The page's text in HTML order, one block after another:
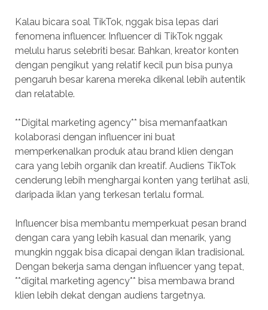
Kalau bicara soal TikTok, nggak bisa lepas dari
fenomena influencer. Influencer di TikTok nggak
melulu harus selebriti besar. Bahkan, kreator konten
dengan pengikut yang relatif kecil pun bisa punya
pengaruh besar karena mereka dikenal lebih autentik
dan relatable.
**Digital marketing agency** bisa memanfaatkan
kolaborasi dengan influencer ini buat
memperkenalkan produk atau brand klien dengan
cara yang lebih organik dan kreatif. Audiens TikTok
cenderung lebih menghargai konten yang terlihat asli,
daripada iklan yang terkesan terlalu formal.
Influencer bisa membantu memperkuat pesan brand
dengan cara yang lebih kasual dan menarik, yang
mungkin nggak bisa dicapai dengan iklan tradisional.
Dengan bekerja sama dengan influencer yang tepat,
**digital marketing agency** bisa membawa brand
klien lebih dekat dengan audiens targetnya.